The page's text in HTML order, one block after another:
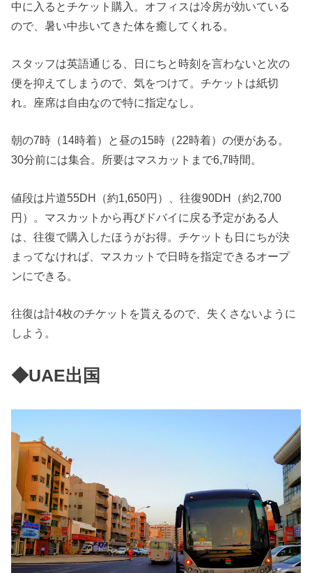
中に入るとチケット購入。オフィスは冷房が効いている
ので、暑い中歩いてきた体を癒してくれる。
スタッフは英語通じる、日にちと時刻を言わないと次の
便を抑えてしまうので、気をつけて。チケットは紙切
れ。座席は自由なので特に指定なし。
朝の7時（14時着）と昼の15時（22時着）の便がある。
30分前には集合。所要はマスカットまで6,7時間。
値段は片道55DH（約1,650円）、往復90DH（約2,700
円）。マスカットから再びドバイに戻る予定がある人
は、往復で購入したほうがお得。チケットも日にちが決
まってなければ、マスカットで日時を指定できるオープ
ンにできる。
往復は計4枚のチケットを貰えるので、失くさないように
しよう。
◆UAE出国